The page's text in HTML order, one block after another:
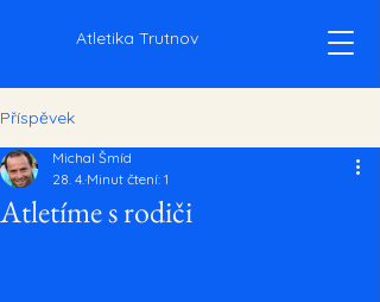
Atletika Trutnov
Příspěvek
Atletíme s rodiči
Michal Šmíd
28. 4. Minut čtení: 1